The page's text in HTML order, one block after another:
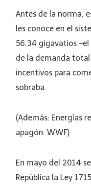
Antes de la norma,
les conoce en el
56,34 gigavatios
de la demanda total
incentivos para
sobraba.
(Además: Energías
apagón: WWF)
En mayo del 2014
República la Ley